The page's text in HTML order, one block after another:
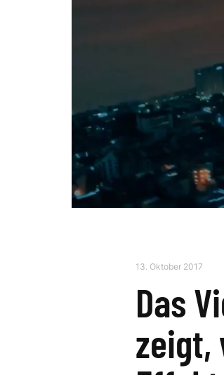
13. Oktober 2017
Das
zeigt,